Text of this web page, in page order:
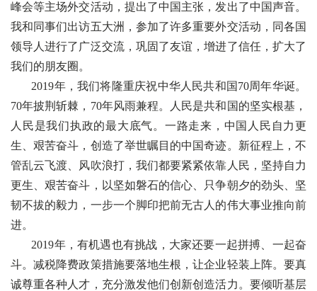
峰会等主场外交活动，提出了中国主张，发出了中国声音。
我和同事们出访五大洲，参加了许多重要外交活动，同各国
领导人进行了广泛交流，巩固了友谊，增进了信任，扩大了
我们的朋友圈。
2019年，我们将隆重庆祝中华人民共和国70周年华诞。
70年披荆斩棘，70年风雨兼程。人民是共和国的坚实根基，
人民是我们执政的最大底气。一路走来，中国人民自力更
生、艰苦奋斗，创造了举世瞩目的中国奇迹。新征程上，不
管乱云飞渡、风吹浪打，我们都要紧紧依靠人民，坚持自力
更生、艰苦奋斗，以坚如磐石的信心、只争朝夕的劲头、坚
韧不拔的毅力，一步一个脚印把前无古人的伟大事业推向前
进。
2019年，有机遇也有挑战，大家还要一起拼搏、一起奋
斗。减税降费政策措施要落地生根，让企业轻装上阵。要真
诚尊重各种人才，充分激发他们创新创造活力。要倾听基层